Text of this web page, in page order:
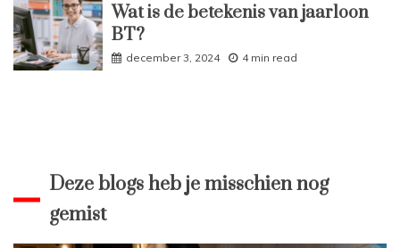
Wat is de betekenis van jaarloon
BT?
december 3, 2024 4 min read
Deze blogs heb je misschien nog
gemist